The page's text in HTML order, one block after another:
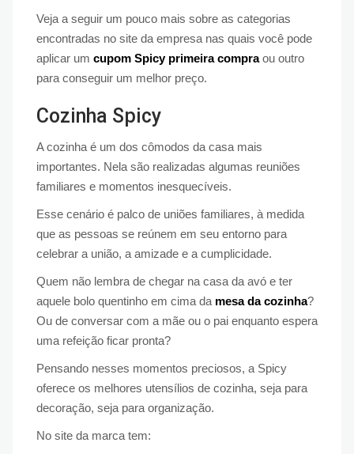
Veja a seguir um pouco mais sobre as categorias
encontradas no site da empresa nas quais você pode
aplicar um cupom Spicy primeira compraou outro
para conseguir um melhor preço.
Cozinha Spicy
A cozinha é um dos cômodos da casa mais
importantes. Nela são realizadas algumas reuniões
familiares e momentos inesquecíveis.
Esse cenário é palco de uniões familiares, à medida
que as pessoas se reúnem em seu entorno para
celebrar a união, a amizade e a cumplicidade.
Quem não lembra de chegar na casa da avó e ter
aquele bolo quentinho em cima da mesa da cozinha?
Ou de conversar com a mãe ou o pai enquanto espera
uma refeição ficar pronta?
Pensando nesses momentos preciosos, a Spicy
oferece os melhores utensílios de cozinha, seja para
decoração, seja para organização.
No site da marca tem: